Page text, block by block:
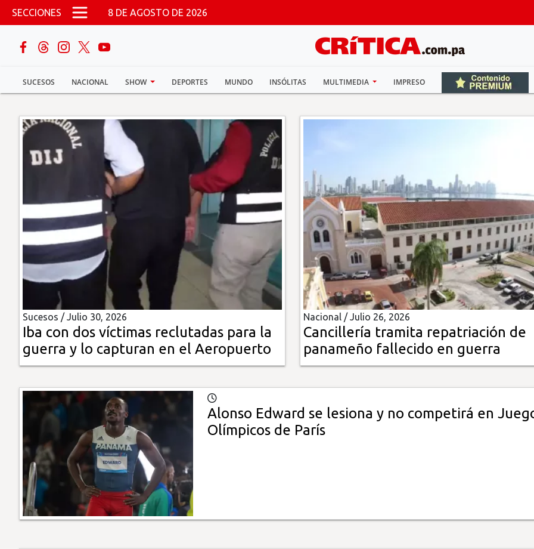
Pasar al contenido principal
SECCIONES 8 DE AGOSTO DE 2026
SUCESOS NACIONAL SHOW DEPORTES MUNDO INSÓLITAS MULTIMEDIA IMPRESO
buscar
Sucesos
Nacional
Política
Deportes
Mundo
Multimedia
Impreso
Sucesos /Julio 30, 2026
Iba con dos víctimas reclutadas para la
guerra y lo capturan en el Aeropuerto
Nacional /Julio 26, 2026
Cancillería tramita repatriación de
panameño fallecido en guerra
Alonso Edward se lesiona y no competirá en
Olímpicos de París